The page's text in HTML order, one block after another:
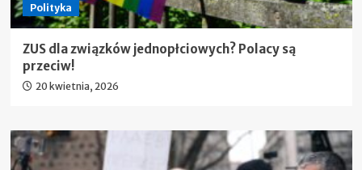
Polityka
ZUS dla związków jednopłciowych? Polacy są
przeciw!
20 kwietnia, 2026